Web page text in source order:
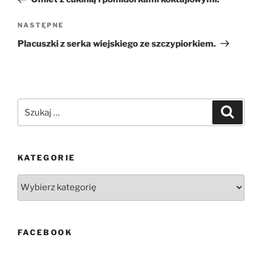
Następny
wpis
NASTĘPNE
Placuszki z serka wiejskiego ze szczypiorkiem.
KATEGORIE
FACEBOOK